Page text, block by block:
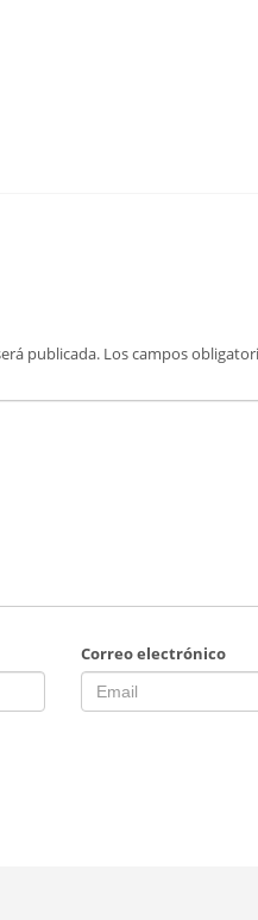
publicada. Los campos
Correo electrónico